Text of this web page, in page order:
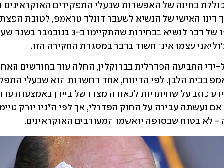
ג'וליאני עצמו אינו חשוד בדבר במסגרת החקירה הזו.
- לא בטוח שבסופה יואשמו המעורבים האוקראינים.